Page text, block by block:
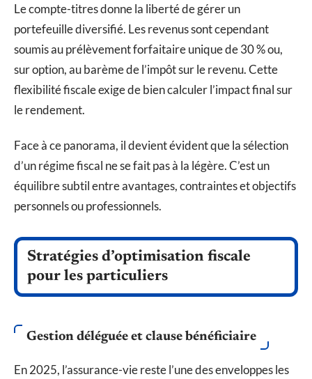
Le compte-titres donne la liberté de gérer un
portefeuille diversifié. Les revenus sont cependant
soumis au prélèvement forfaitaire unique de 30 % ou,
sur option, au barème de l’impôt sur le revenu. Cette
flexibilité fiscale exige de bien calculer l’impact final sur
le rendement.
Face à ce panorama, il devient évident que la sélection
d’un régime fiscal ne se fait pas à la légère. C’est un
équilibre subtil entre avantages, contraintes et objectifs
personnels ou professionnels.
Stratégies d’optimisation fiscale
pour les particuliers
Gestion déléguée et clause bénéficiaire
En 2025, l’assurance-vie reste l’une des enveloppes les